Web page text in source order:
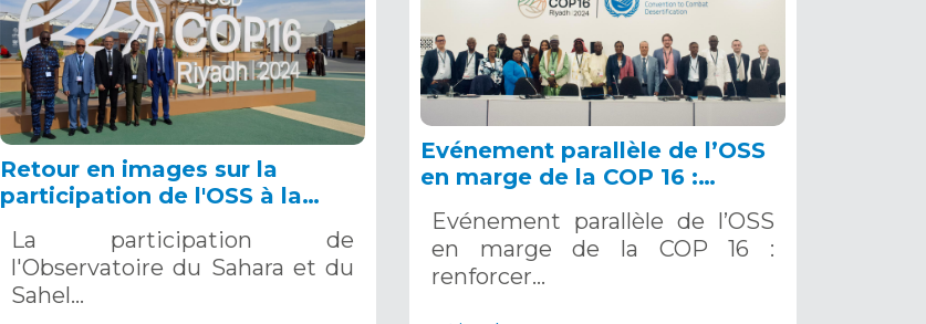
Retour en images sur la
participation de l'OSS à la
2024 à Riyad, en Arabie
Saoudite
La participation de
l'Observatoire du Sahara et du
Sahel…
Evénement parallèle de l’OSS
en marge de la COP 16 :
grâce aux Systèmes d’Alerte
Précoce Multirisques. 12
décembre 2024
Evénement parallèle de l’OSS
en marge de la COP 16 :
renforcer…